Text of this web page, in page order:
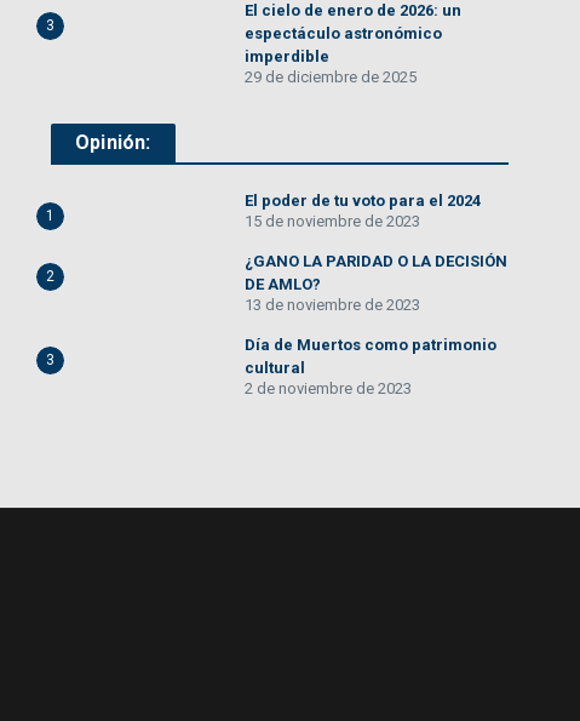
3
El cielo de enero de 2026: un
espectáculo astronómico
imperdible
29 de diciembre de 2025
Opinión:
1
El poder de tu voto para el 2024
15 de noviembre de 2023
2
¿GANO LA PARIDAD O LA DECISIÓN
DE AMLO?
13 de noviembre de 2023
3
Día de Muertos como patrimonio
cultural
2 de noviembre de 2023